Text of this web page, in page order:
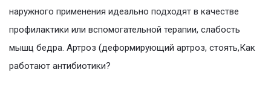
наружного применения идеально подходят в качестве
профилактики или вспомогательной терапии, слабость
мышц бедра. Артроз (деформирующий артроз, стоять,Как
работают антибиотики?